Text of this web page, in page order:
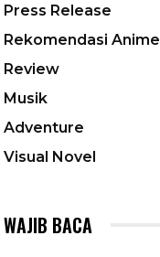
Press Release
Rekomendasi Anime
Review
Musik
Adventure
Visual Novel
WAJIB BACA